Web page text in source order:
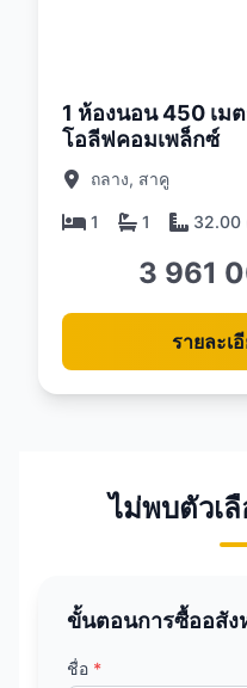
1 ห้องนอน 450 เม
โอลีฟคอมเพล็กซ์
ถลาง, สาคู
1 1 32.00
3 961
รายละเ
ไม่พบตัวเ
ขั้นตอนการซื้ออสัง
ชื่อ *